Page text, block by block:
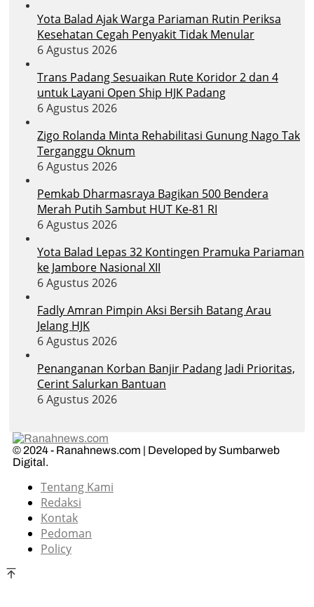
Yota Balad Ajak Warga Pariaman Rutin Periksa
Kesehatan Cegah Penyakit Tidak Menular
6 Agustus 2026
Trans Padang Sesuaikan Rute Koridor 2 dan 4
untuk Layani Open Ship HJK Padang
6 Agustus 2026
Zigo Rolanda Minta Rehabilitasi Gunung Nago Tak
Terganggu Oknum
6 Agustus 2026
Pemkab Dharmasraya Bagikan 500 Bendera
Merah Putih Sambut HUT Ke-81 RI
6 Agustus 2026
Yota Balad Lepas 32 Kontingen Pramuka Pariaman
ke Jambore Nasional XII
6 Agustus 2026
Fadly Amran Pimpin Aksi Bersih Batang Arau
Jelang HJK
6 Agustus 2026
Penanganan Korban Banjir Padang Jadi Prioritas,
Cerint Salurkan Bantuan
6 Agustus 2026
© 2024 - Ranahnews.com | Developed by Sumbarweb
Digital.
Tentang Kami
Redaksi
Kontak
Pedoman
Policy